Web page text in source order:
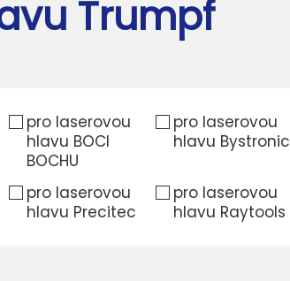
Trumpf
pro laserovou
hlavu BOCI
BOCHU
pro laserovou
hlavu Bystronic
pro laserovou
hlavu Precitec
pro laserovou
hlavu Raytools